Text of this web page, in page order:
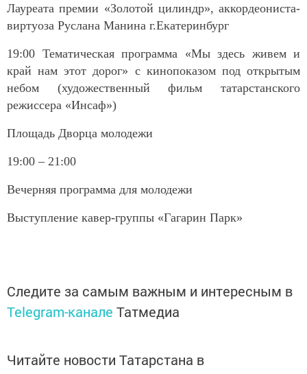
Лауреата премии «Золотой цилиндр», аккордеониста-
виртуоза Руслана Манина г.Екатеринбург
19:00 Тематическая программа «Мы здесь живем и
край нам этот дорог» с кинопоказом под открытым
небом (художественный фильм татарстанского
режиссера «Инсаф»)
Площадь Дворца молодежи
19:00 – 21:00
Вечерняя программа для молодежи
Выступление кавер-группы «Гагарин Парк»
Следите за самым важным и интересным в
Telegram-канале Татмедиа
Читайте новости Татарстана в